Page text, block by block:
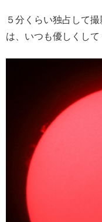
５分くらい独占して
は、いつも優しくして